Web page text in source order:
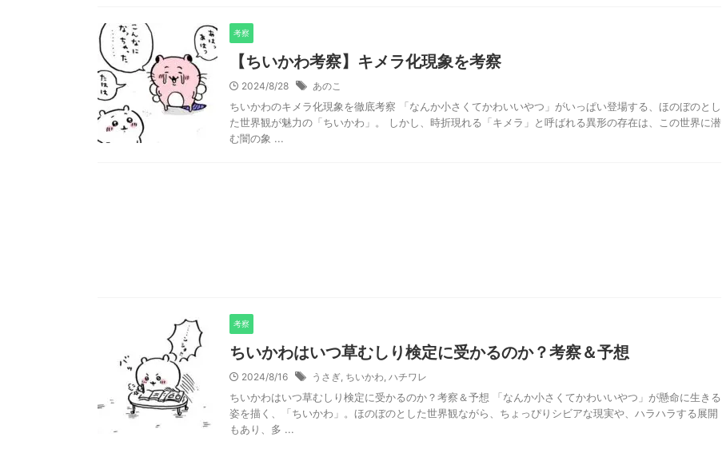
考察
【ちいかわ考察】キメラ化現象を考察
2024/8/28 あのこ
ちいかわのキメラ化現象を徹底考察 「なんか小さくてかわいいやつ」がいっぱい登場する、ほのぼのとし
た世界観が魅力の「ちいかわ」。 しかし、時折現れる「キメラ」と呼ばれる異形の存在は、この世界に潜
む闇の象 ...
考察
ちいかわはいつ草むしり検定に受かるのか？考察＆予想
2024/8/16 うさぎ, ちいかわ, ハチワレ
ちいかわはいつ草むしり検定に受かるのか？考察＆予想 「なんか小さくてかわいいやつ」が懸命に生きる
姿を描く、「ちいかわ」。ほのぼのとした世界観ながら、ちょっぴりシビアな現実や、ハラハラする展開
もあり、多 ...